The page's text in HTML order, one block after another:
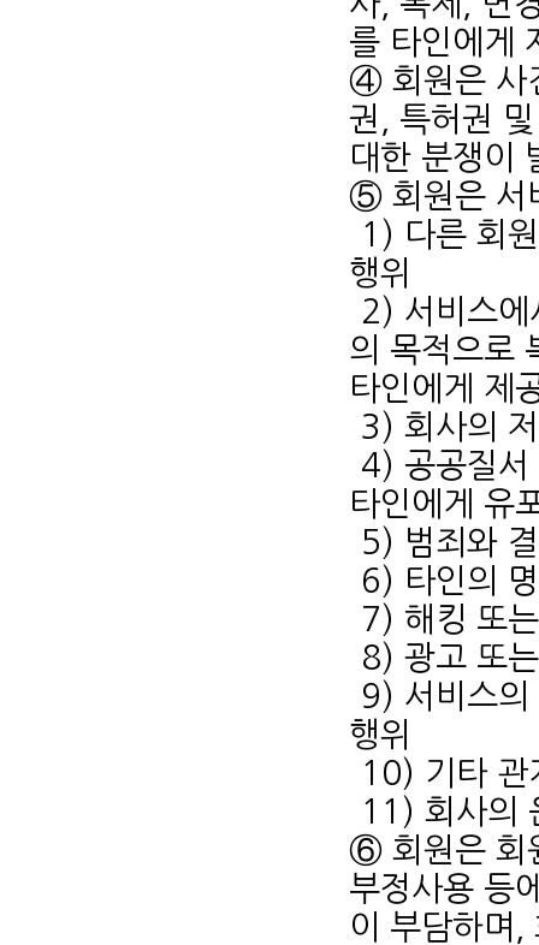
를 타인에게
④ 회원은 사
권, 특허권
대한 분쟁이
⑤ 회원은 서
1) 다른 회
행위
2) 서비스에
의 목적으로
타인에게 제
3) 회사의
4) 공공질서
타인에게 유
5) 범죄와
6) 타인의
7) 해킹 또
8) 광고 또
9) 서비스의
행위
10) 기타 관
11) 회사의
⑥ 회원은 회
부정사용 등
이 부담하며,